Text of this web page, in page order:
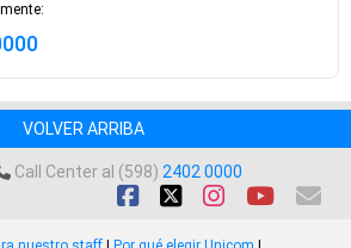
VOLVER ARRIBA
Call Center al (598) 2402 0000